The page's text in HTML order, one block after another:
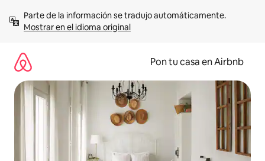
contenidoMostrar en el idioma original
Pon tu casa en Airbnb